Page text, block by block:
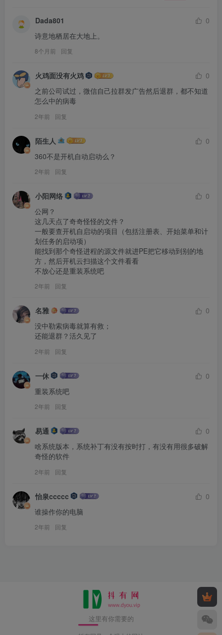
Dada801
0
诗意地栖居在大地上。
8个月前 回复
火鸡面没有火鸡
0
之前公司试过，微信自己拉群发广告然后退群，都不知道
怎么中的病毒
2年前 回复
陌生人
0
360不是开机自动启动么？
2年前 回复
小阳网络
0
公网？
这几天点了奇奇怪怪的文件？
一般要查开机自启动的项目（包括注册表、开始菜单和计
划任务的启动项）
能找到那个奇怪进程的源文件就进PE把它移动到别的地
方，然后开机云扫描这个文件看看
不放心还是重装系统吧
2年前 回复
名雅
0
没中勒索病毒就算有救；
还能退群？活久见了
2年前 回复
一休
0
重装系统吧
2年前 回复
易通
0
啥系统版本，系统补丁有没有按时打，有没有用很多破解
奇怪的软件
2年前 回复
怡泉ccccc
0
谁操作你的电脑
2年前 回复
这里有你需要的